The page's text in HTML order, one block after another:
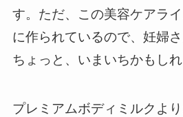
す。ただ、この美容ケアラ
に作られているので、妊婦
ちょっと、いまいちかもしれ
プレミアムボディミルクよ